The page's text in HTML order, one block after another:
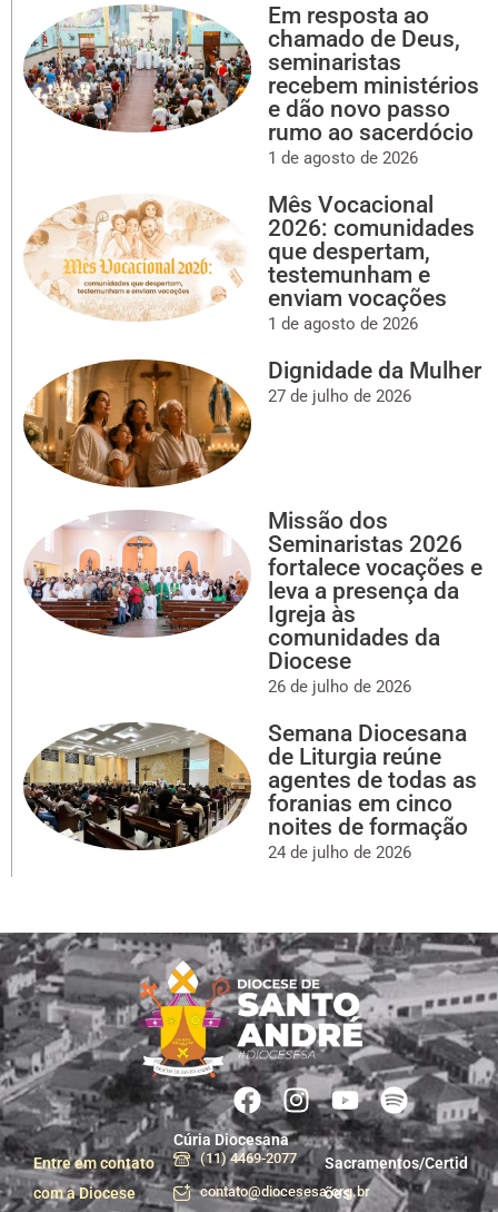
Em resposta ao
chamado de Deus,
seminaristas
recebem ministérios
e dão novo passo
rumo ao sacerdócio
1 de agosto de 2026
Mês Vocacional
2026: comunidades
que despertam,
testemunham e
enviam vocações
1 de agosto de 2026
Dignidade da Mulher
27 de julho de 2026
Missão dos
Seminaristas 2026
fortalece vocações e
leva a presença da
Igreja às
comunidades da
Diocese
26 de julho de 2026
Semana Diocesana
de Liturgia reúne
agentes de todas as
foranias em cinco
noites de formação
24 de julho de 2026
Entre em contato
com a Diocese
Cúria Diocesana
(11) 4469-2077
contato@diocesesa.org.br
Sacramentos/Certid
ões